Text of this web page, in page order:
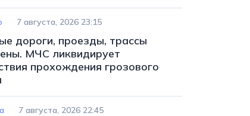
7 августа, 2026 23:15
дороги, проезды, трассы
МЧС ликвидирует
прохождения грозового
7 августа, 2026 22:45